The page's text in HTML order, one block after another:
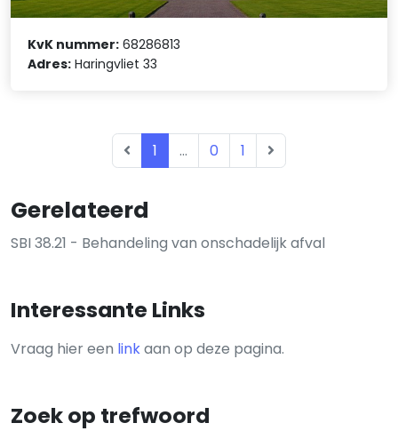
Gerelateerd
SBI 38.21 - Behandeling van onschadelijk afval
Interessante Links
Vraag hier een linkaan op deze pagina.
Zoek op trefwoord
KvK nummer: 68286813
Adres: Haringvliet 33
1 ... 0 1